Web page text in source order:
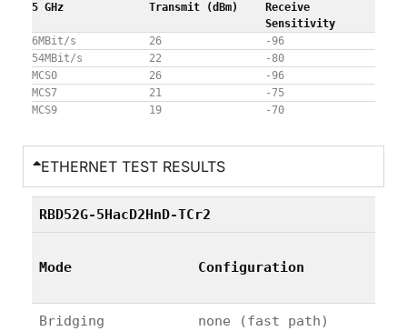
5 GHz Transmit (dBm)
Receive
Sensitivity
6MBit/s
26
-96
54MBit/s
22
-80
MCS0
26
-96
MCS7
21
-75
MCS9
19 -70
ETHERNET TEST RESULTS
RBD52G-5HacD2HnD-TCr2
Mode Configuration
Bridging none (fast path)